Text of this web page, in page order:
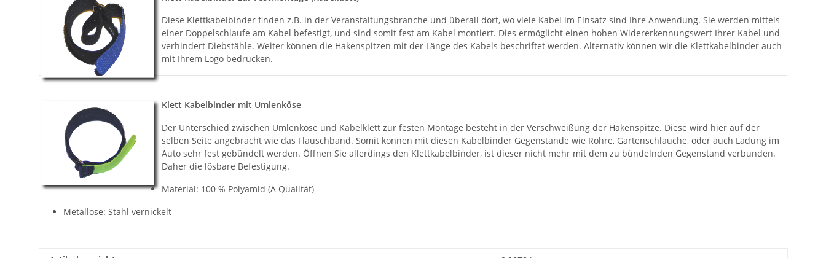
Diese Klettkabelbinder finden z.B. in der Veranstaltungsbranche und überall dort, wo viele Kabel im Einsatz sind Ihre Anwendung. Sie werden mittels
einer Doppelschlaufe am Kabel befestigt, und sind somit fest am Kabel montiert. Dies ermöglicht einen hohen Widererkennungswert Ihrer Kabel und
verhindert Diebstähle. Weiter können die Hakenspitzen mit der Länge des Kabels beschriftet werden. Alternativ können wir die Klettkabelbinder auch
mit Ihrem Logo bedrucken.
Klett Kabelbinder mit Umlenköse
Der Unterschied zwischen Umlenköse und Kabelklett zur festen Montage besteht in der Verschweißung der Hakenspitze. Diese wird hier auf der
selben Seite angebracht wie das Flauschband. Somit können mit diesen Kabelbinder Gegenstände wie Rohre, Gartenschläuche, oder auch Ladung im
Auto sehr fest gebündelt werden. Öffnen Sie allerdings den Klettkabelbinder, ist dieser nicht mehr mit dem zu bündelnden Gegenstand verbunden.
Daher die lösbare Befestigung.
Material: 100 % Polyamid (A Qualität)
Metallöse: Stahl vernickelt